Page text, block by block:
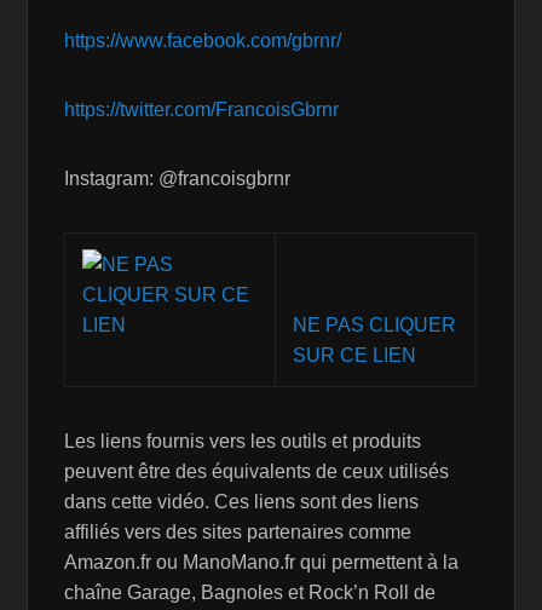
https://www.facebook.com/gbrnr/
https://twitter.com/FrancoisGbrnr
Instagram: @francoisgbrnr
NE PAS CLIQUER
SUR CE LIEN
Les liens fournis vers les outils et produits
peuvent être des équivalents de ceux utilisés
dans cette vidéo. Ces liens sont des liens
affiliés vers des sites partenaires comme
Amazon.fr ou ManoMano.fr qui permettent à la
chaîne Garage, Bagnoles et Rock’n Roll de